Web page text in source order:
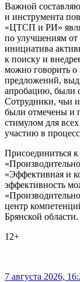
Важной
и инструмента
«ЦТСП и РИ»
по улучшениям от
инициатива
к поиску и
можно говорить о
предложений,
апробацию, были
Сотрудники, чьи
были отмечены и
стимулом для
участию в
Присоединиться
«Эффективная и
эффективность
центр
Брянской области.
12+
7 августа 2026,